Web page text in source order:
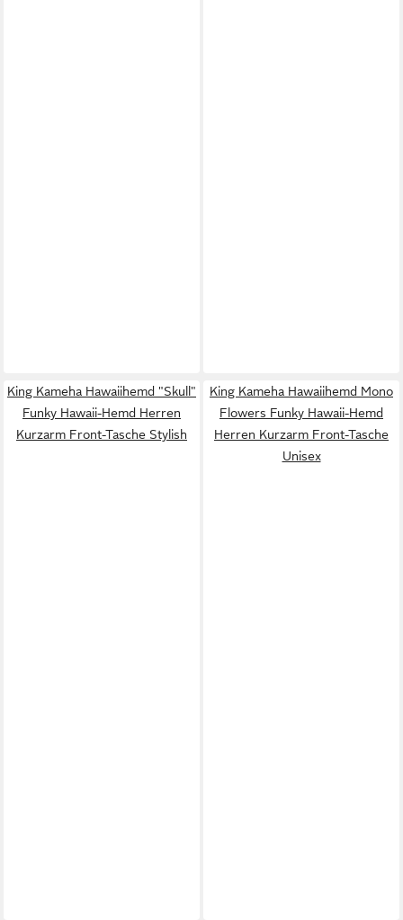
King Kameha Hawaiihemd "Skull"
Funky Hawaii-Hemd Herren
Kurzarm Front-Tasche Stylish
King Kameha Hawaiihemd Mono
Flowers Funky Hawaii-Hemd
Herren Kurzarm Front-Tasche
Unisex